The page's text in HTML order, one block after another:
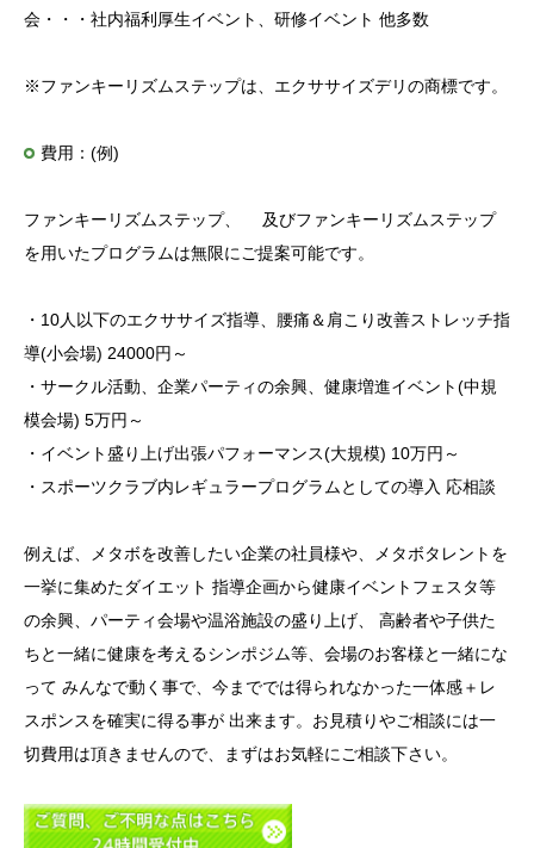
会・・・社内福利厚生イベント、研修イベント 他多数
※ファンキーリズムステップは、エクササイズデリの商標です。
費用：(例)
ファンキーリズムステップ、 及びファンキーリズムステップ
を用いたプログラムは無限にご提案可能です。
・10人以下のエクササイズ指導、腰痛＆肩こり改善ストレッチ指
導(小会場) 24000円～
・サークル活動、企業パーティの余興、健康増進イベント(中規
模会場) 5万円～
・イベント盛り上げ出張パフォーマンス(大規模) 10万円～
・スポーツクラブ内レギュラープログラムとしての導入 応相談
例えば、メタボを改善したい企業の社員様や、メタボタレントを
一挙に集めたダイエット 指導企画から健康イベントフェスタ等
の余興、パーティ会場や温浴施設の盛り上げ、 高齢者や子供た
ちと一緒に健康を考えるシンポジム等、会場のお客様と一緒にな
って みんなで動く事で、今まででは得られなかった一体感＋レ
スポンスを確実に得る事が 出来ます。お見積りやご相談には一
切費用は頂きませんので、まずはお気軽にご相談下さい。